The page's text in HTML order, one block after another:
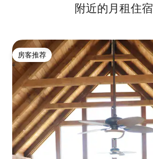
附近的月租住宿
房客推荐
房客推荐